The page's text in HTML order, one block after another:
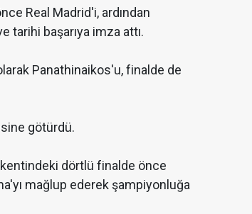
Real Madrid'i, ardından
tarihi başarıya imza attı.
Panathinaikos'u, finalde de
götürdü.
kentindeki dörtlü finalde önce
mağlup ederek şampiyonluğa